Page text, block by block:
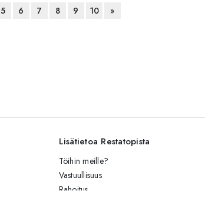
5 6 7 8 9 10 »
Lisätietoa Restatopista
Töihin meille?
Vastuullisuus
Rahoitus